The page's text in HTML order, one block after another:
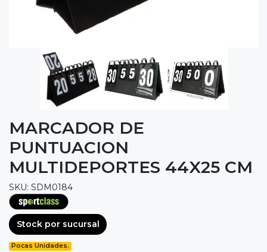
MARCADOR DE
PUNTUACION
MULTIDEPORTES 44X25 CM
SKU: SDM0184
Stock por sucursal
Pocas Unidades.